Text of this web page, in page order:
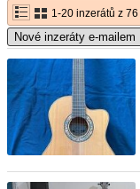
1-20 inzerátů z 76
Nové inzeráty e-mailem